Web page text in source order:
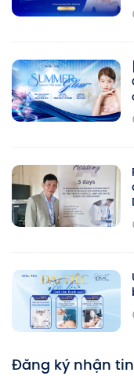
Đăng ký nhận tin